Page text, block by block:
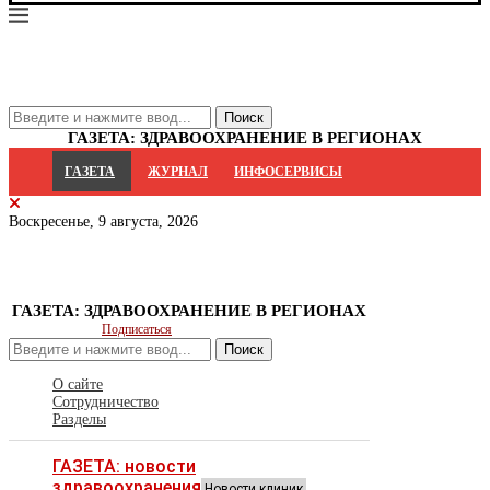
ГАЗЕТА: ЗДРАВООХРАНЕНИЕ В РЕГИОНАХ
ГАЗЕТА ЖУРНАЛ ИНФОСЕРВИСЫ
Воскресенье, 9 августа, 2026
ГАЗЕТА: ЗДРАВООХРАНЕНИЕ В РЕГИОНАХ
Подписаться
Поиск
О сайте
Сотрудничество
Разделы
ГАЗЕТА: новости